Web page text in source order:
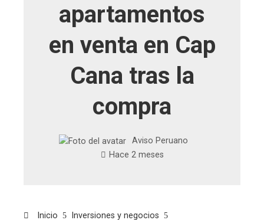
apartamentos
en venta en Cap
Cana tras la
compra
Aviso Peruano
Hace 2 meses
Inicio
Inversiones y negocios